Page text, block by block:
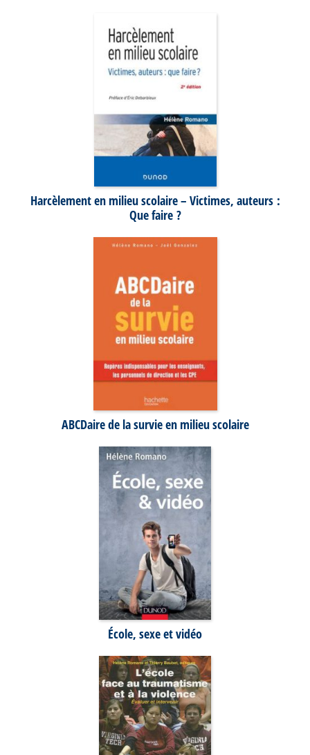
Harcèlement en milieu scolaire – Victimes, auteurs :
Que faire ?
ABCDaire de la survie en milieu scolaire
École, sexe et vidéo